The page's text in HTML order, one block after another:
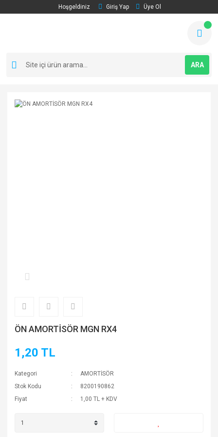
Hoşgeldiniz Giriş Yap Üye Ol
ARA
ÖN AMORTİSÖR MGN RX4
1,20 TL
Kategori
AMORTİSÖR
Stok Kodu
8200190862
Fiyat
1,00 TL + KDV